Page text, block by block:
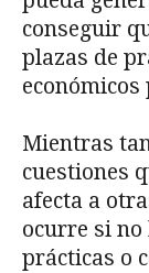
conseguir
plazas de
Mientras
cuestiones
afecta a
ocurre si no
prácticas o